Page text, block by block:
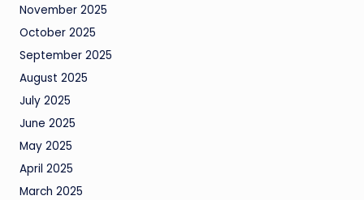
November 2025
October 2025
September 2025
August 2025
July 2025
June 2025
May 2025
April 2025
March 2025